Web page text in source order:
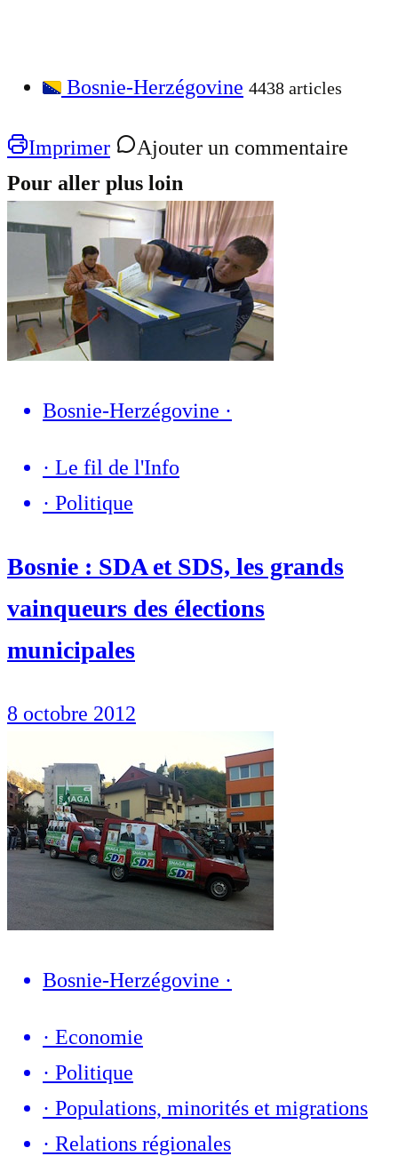
Bosnie-Herzégovine 4438 articles
Imprimer
Ajouter un commentaire
Pour aller plus loin
Bosnie-Herzégovine ·
· Le fil de l'Info
· Politique
Bosnie : SDA et SDS, les grands
vainqueurs des élections
municipales
8 octobre 2012
Bosnie-Herzégovine ·
· Economie
· Politique
· Populations, minorités et migrations
· Relations régionales